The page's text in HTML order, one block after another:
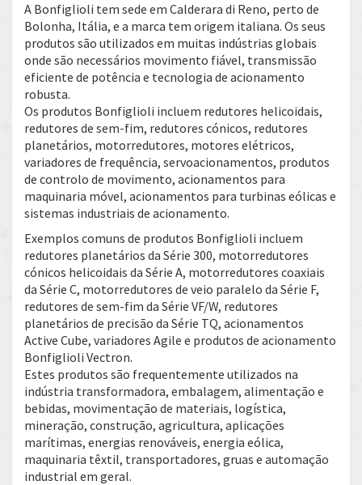
A Bonfiglioli tem sede em Calderara di Reno, perto de
Bolonha, Itália, e a marca tem origem italiana. Os seus
produtos são utilizados em muitas indústrias globais
onde são necessários movimento fiável, transmissão
eficiente de potência e tecnologia de acionamento
robusta.
Os produtos Bonfiglioli incluem redutores helicoidais,
redutores de sem-fim, redutores cónicos, redutores
planetários, motorredutores, motores elétricos,
variadores de frequência, servoacionamentos, produtos
de controlo de movimento, acionamentos para
maquinaria móvel, acionamentos para turbinas eólicas e
sistemas industriais de acionamento.
Exemplos comuns de produtos Bonfiglioli incluem
redutores planetários da Série 300, motorredutores
cónicos helicoidais da Série A, motorredutores coaxiais
da Série C, motorredutores de veio paralelo da Série F,
redutores de sem-fim da Série VF/W, redutores
planetários de precisão da Série TQ, acionamentos
Active Cube, variadores Agile e produtos de acionamento
Bonfiglioli Vectron.
Estes produtos são frequentemente utilizados na
indústria transformadora, embalagem, alimentação e
bebidas, movimentação de materiais, logística,
mineração, construção, agricultura, aplicações
marítimas, energias renováveis, energia eólica,
maquinaria têxtil, transportadores, gruas e automação
industrial em geral.